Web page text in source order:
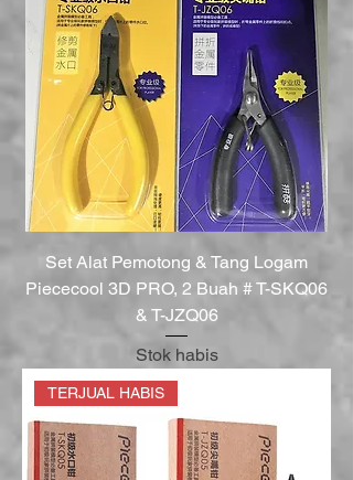
Set Alat Pemotong & Tang Logam
Piececool 3D PRO, 2 Buah # T-SKQ06
& T-JZQ06
Stok habis
TERJUAL HABIS